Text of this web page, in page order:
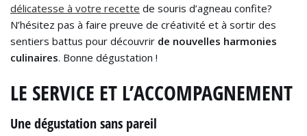
délicatesse à votre recette de souris d’agneau confite?
N’hésitez pas à faire preuve de créativité et à sortir des
sentiers battus pour découvrir de nouvelles harmonies
culinaires. Bonne dégustation !
LE SERVICE ET L’ACCOMPAGNEMENT
Une dégustation sans pareil